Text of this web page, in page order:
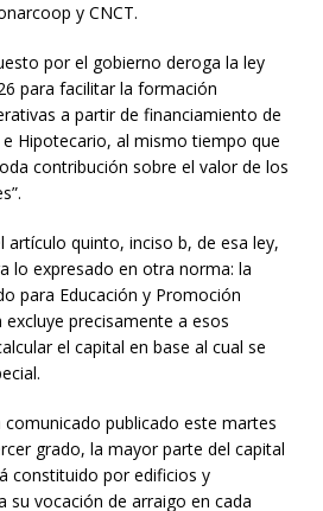
y CNCT.
por el gobierno deroga la ley
para facilitar la formación
a partir de financiamiento de
Hipotecario, al mismo tiempo que
contribución sobre el valor de los
artículo quinto, inciso b, de esa ley,
lo expresado en otra norma: la
para Educación y Promoción
precisamente a esos
el capital en base al cual se
publicado este martes
grado, la mayor parte del capital
constituido por edificios y
su vocación de arraigo en cada